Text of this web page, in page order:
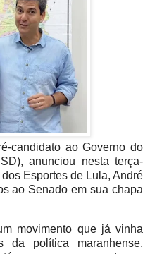
candidato ao Governo do
anunciou nesta terça-
Esportes de Lula, André
ao Senado em sua chapa
movimento que já vinha
da política maranhense.